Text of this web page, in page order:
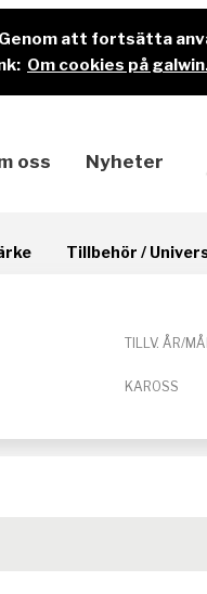
att fortsätta
Om cookies på
oss Nyheter
Tillbehör /
TILLV. ÅR/
KAROSS